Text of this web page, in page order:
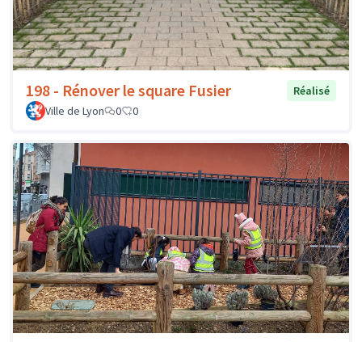
198 - Rénover le square Fusier
Réalisé
Ville de Lyon
0 0